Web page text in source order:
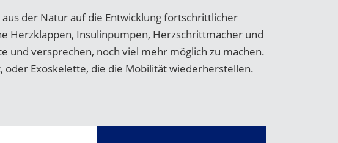
der Natur auf die Entwicklung fortschrittlicher
Herzklappen, Insulinpumpen, Herzschrittmacher und
und versprechen, noch viel mehr möglich zu machen.
oder Exoskelette, die die Mobilität wiederherstellen.